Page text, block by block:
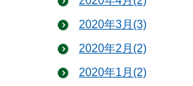
2020年3月(3)
2020年2月(2)
2020年1月(2)